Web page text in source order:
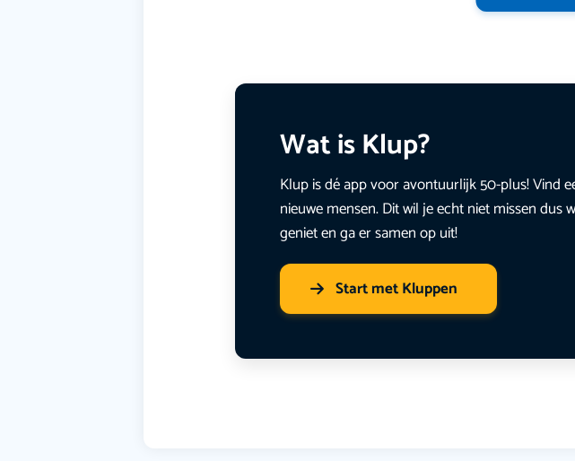
Wat is Klup?
Klup is dé app voor avontuurlijk 50-plus! Vind
nieuwe mensen. Dit wil je echt niet missen
geniet en ga er samen op uit!
Start met Kluppen